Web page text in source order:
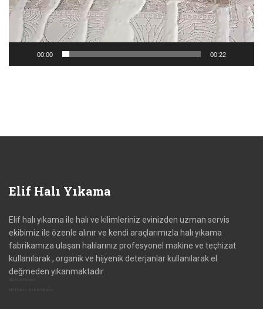
00:00 00:22
Elif Halı Yıkama
Elif halı yıkama ile halı ve kilimleriniz evinizden uzman servis
ekibimiz ile özenle alınır ve kendi araçlarımızla halı yıkama
fabrikamıza ulaşan halılarınız profesyonel makine ve teçhizat
kullanılarak , organik ve hijyenik deterjanlar kullanılarak el
değmeden yıkanmaktadır.